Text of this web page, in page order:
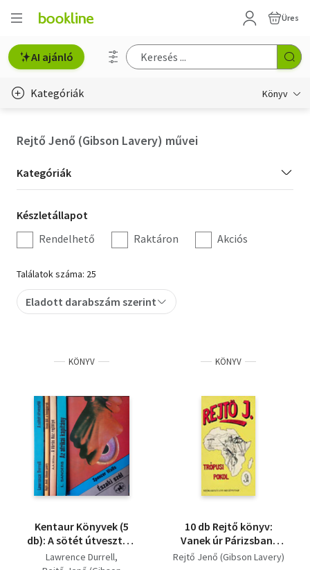
Üres
AI ajánló
Kategóriák Könyv
Hobbi, szabadidő
Irodalom
Művészet
Szakkönyv
Tankönyv, segédkönyv
Társadalomtudomány
Természettudomány
Történelem
Vallás
Rejtő Jenő (Gibson Lavery) művei
Kategória
szűrés
Kategóriák
Készletállapot
szűrés
Készletállapot
Rendelhető
Raktáron Akciós
Találatok száma: 25
Eladott darabszám szerint
KÖNYV
Kentaur Könyvek (5
db): A sötét útvesztő +
Texas Bill, a
Lawrence Durrell
KÖNYV
10 db Rejtő könyv:
Vanek úr Párizsban,
Tigrisvér, Texas Bill, a
Rejtő Jenő (Gibson Lavery)